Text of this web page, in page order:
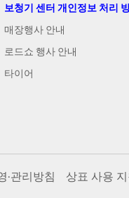
보청기 센터 개인정보 처리
매장행사 안내
로드쇼 행사 안내
타이어
·관리방침 상표 사용 지